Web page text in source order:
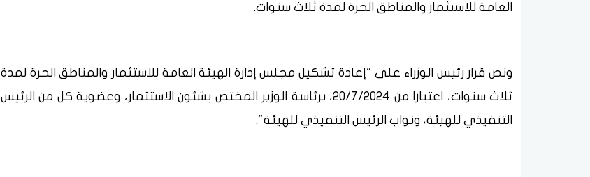
العامة للاستثمار والمناطق الحرة لمدة ثلاث سنوات.
ونص قرار رئيس الوزراء على "إعادة تشكيل مجلس إدارة الهيئة العامة للاستثمار والمناطق الحرة لمدة
ثلاث سنوات، اعتبارا من 20/7/2024، برئاسة الوزير المختص بشئون الاستثمار، وعضوية كل من الرئيس
التنفيذي للهيئة، ونواب الرئيس التنفيذي للهيئة".